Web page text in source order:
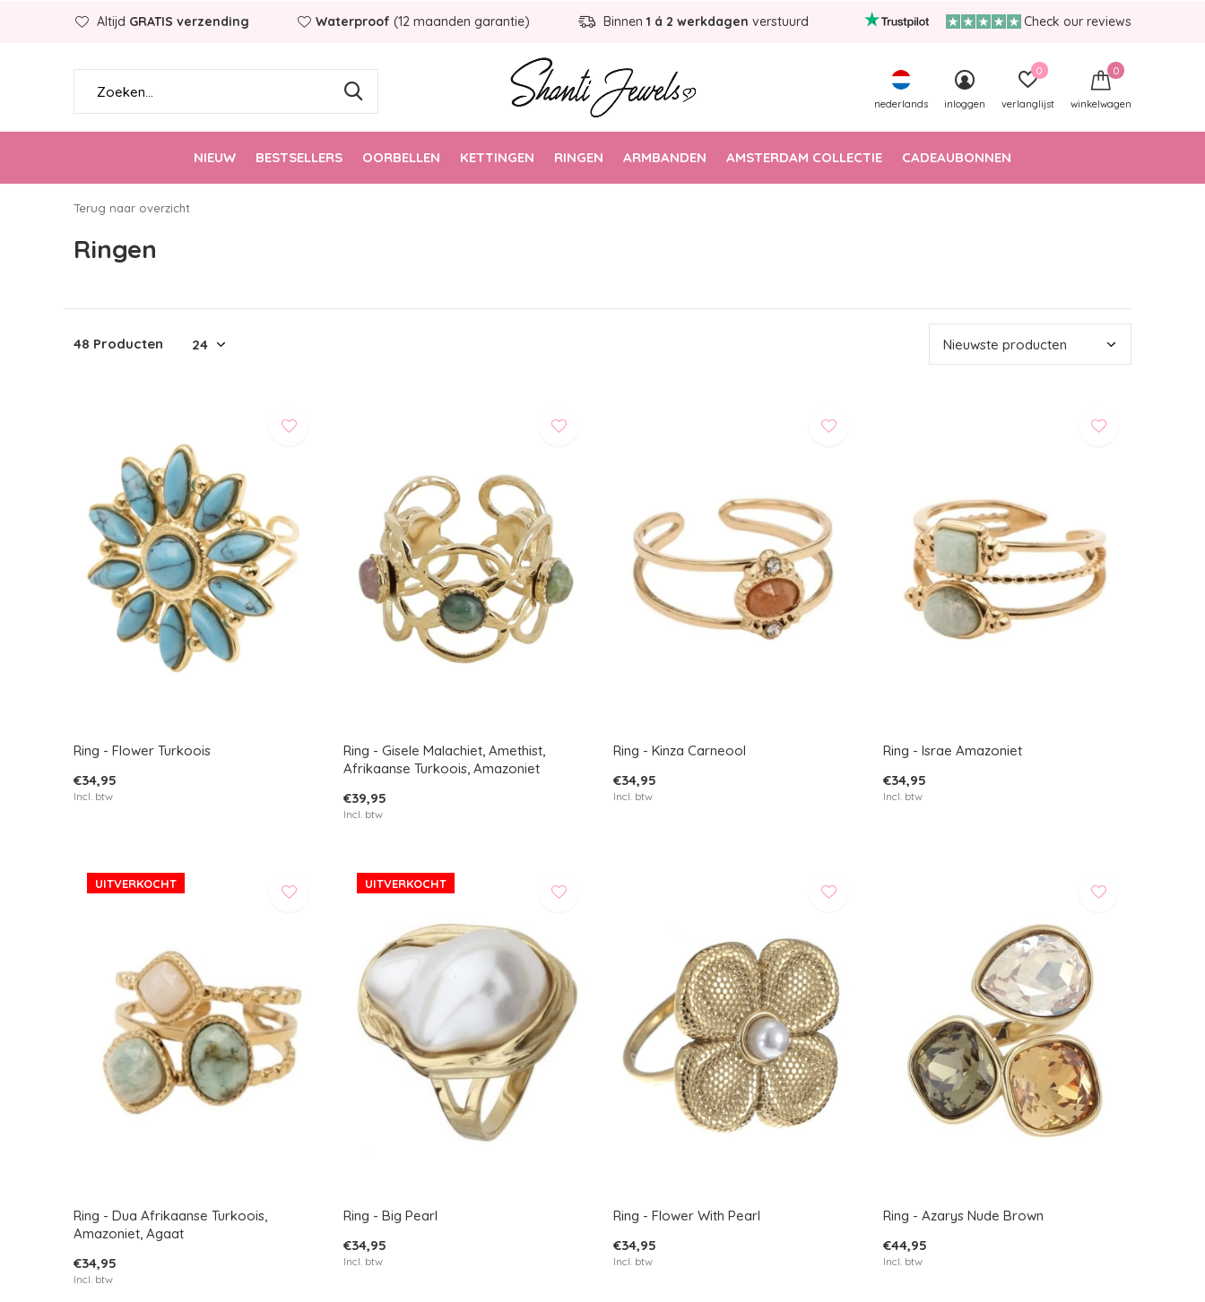
NIEUW BESTSELLERS OORBELLEN KETTINGEN RINGEN ARMBANDEN AMSTERDAM COLLECTIE CADEAUBONNEN
nederlands inloggen verlanglijst
0
winkelwagen
0
Altijd GRATIS verzending Waterproof (12 maanden garantie) Binnen 1 á 2 werkdagen verstuurd Check our reviews
Terug naar overzicht
Ringen
48 Producten
Ring - Flower Turkoois
€34,95
Incl. btw
Ring - Gisele Malachiet, Amethist,
Afrikaanse Turkoois, Amazoniet
€39,95
Incl. btw
Ring - Kinza Carneool
€34,95
Incl. btw
Ring - Israe Amazoniet
€34,95
Incl. btw
UITVERKOCHT
Ring - Dua Afrikaanse Turkoois,
Amazoniet, Agaat
€34,95
Incl. btw
UITVERKOCHT
Ring - Big Pearl
€34,95
Incl. btw
Ring - Flower With Pearl
€34,95
Incl. btw
Ring - Azarys Nude Brown
€44,95
Incl. btw